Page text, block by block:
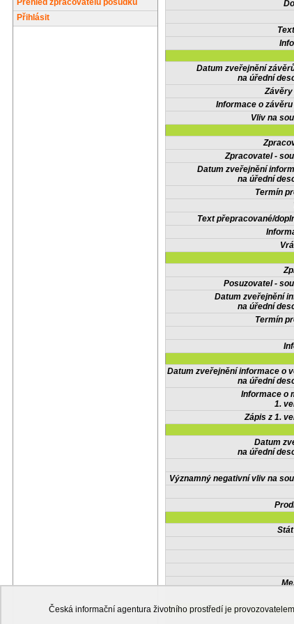
Přehled zpracovatelů posudků
Přihlásit
Datum zveřejnění
na úřední
Informace o
Vliv na
Zpracovatel -
Datum zveřejnění
na úřední
Termín
Text přepracované/
Posuzovatel -
Datum zveřejnění
na úřední
Termín
Datum zveřejnění informace o
na úřední
Informace o
1.
Zápis z 1.
Datum
na úřední
Významný negativní vliv na
Česká informační agentura životního prostředí je